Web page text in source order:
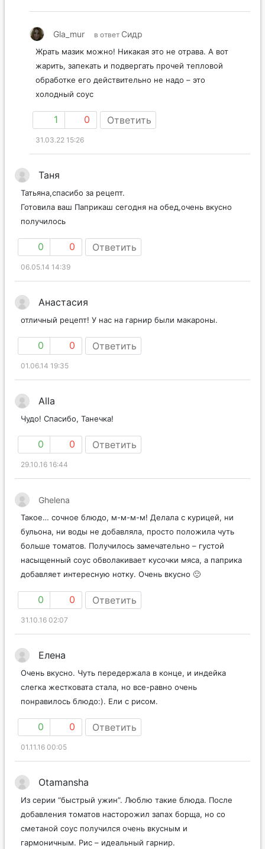
Gla_mur в ответ Сидр
Жрать мазик можно! Никакая это не отрава. А вот
жарить, запекать и подвергать прочей тепловой
обработке его действительно не надо – это
холодный соус
1 0 Ответить
31.03.22 15:26
Таня
Татьяна,спасибо за рецепт.
Готовила ваш Паприкаш сегодня на обед,очень вкусно
получилось
0 0 Ответить
06.05.14 14:39
Анастасия
отличный рецепт! У нас на гарнир были макароны.
0 0 Ответить
01.06.14 19:35
Alla
Чудо! Спасибо, Танечка!
0 0 Ответить
29.10.16 16:44
Ghelena
Такое… сочное блюдо, м-м-м-м! Делала с курицей, ни
бульона, ни воды не добавляла, просто положила чуть
больше томатов. Получилось замечательно – густой
насыщенный соус обволакивает кусочки мяса, а паприка
добавляет интересную нотку. Очень вкусно 🙂
0 0 Ответить
31.10.16 02:07
Елена
Очень вкусно. Чуть передержала в конце, и индейка
слегка жестковата стала, но все-равно очень
понравилось блюдо:). Ели с рисом.
0 0 Ответить
01.11.16 00:05
Otamansha
Из серии “быстрый ужин”. Люблю такие блюда. После
добавления томатов насторожил запах борща, но со
сметаной соус получился очень вкусным и
гармоничным. Рис – идеальный гарнир.